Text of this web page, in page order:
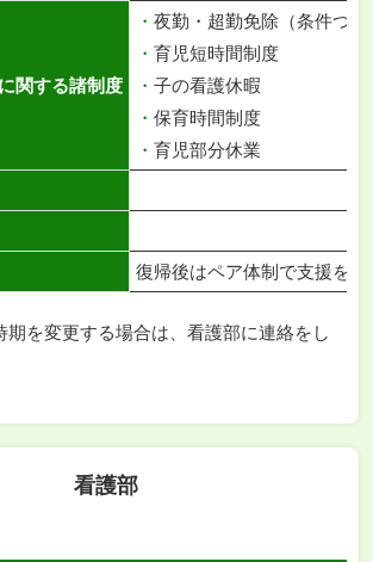
関する諸制度
・ 夜勤・超勤免除（条件つ
・ 育児短時間制度
・ 子の看護休暇
・ 保育時間制度
・ 育児部分休業
復帰後はペア体制で支援を受
期を変更する場合は、看護部に連絡をし
看護部